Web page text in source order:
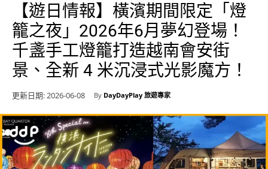
【遊日情報】橫濱期間限定「燈
籠之夜」2026年6月夢幻登場！
千盞手工燈籠打造越南會安街
景、全新 4 米沉浸式光影魔方！
更新日期:2026-06-08 By DayDayPlay 旅遊專家